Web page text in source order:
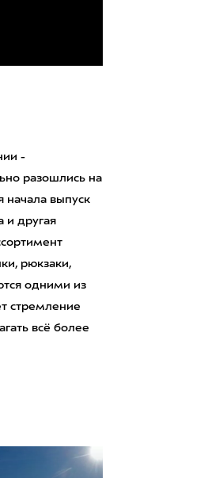
-
разошлись на
начала выпуск
и другая
рюкзаки,
одними из
стремление
всё более